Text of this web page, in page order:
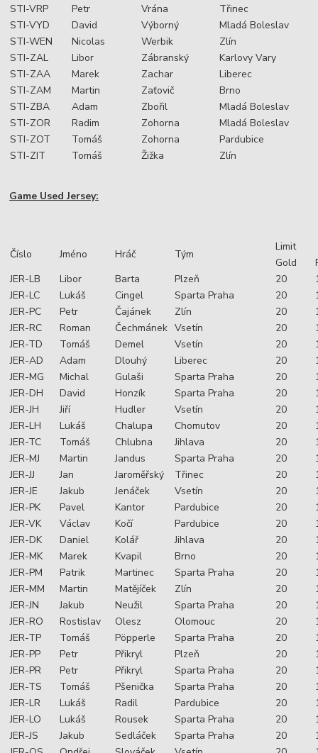
STI-VRP
Petr Vrána
Třinec
STI-VYD
David Výborný
Mladá Boleslav
STI-WEN
Nicolas Werbik
Zlín
STI-ZAL
Libor Zábranský
Karlovy Vary
STI-ZAA
Marek Zachar
Liberec
STI-ZAM
Martin Zaťovič
Brno
STI-ZBA
Adam Zbořil
Mladá Boleslav
STI-ZOR
Radim Zohorna
Mladá Boleslav
STI-ZOT
Tomáš Zohorna
Pardubice
STI-ZIT
Tomáš Žižka Zlín
Game Used Jersey:
Číslo Jméno Hráč Tým
Limit
Gold
JER-LB
Libor Barta Plzeň 20
JER-LC
Lukáš Cingel Sparta Praha 20
JER-PC
Petr Čajánek Zlín 20
JER-RC
Roman Čechmánek Vsetín 20
JER-TD
Tomáš Demel Vsetín 20
JER-AD
Adam Dlouhý Liberec 20
JER-MG
Michal Gulaši Sparta Praha 20
JER-DH
David Honzík Sparta Praha 20
JER-JH
Jiří Hudler Vsetín 20
JER-LH
Lukáš Chalupa Chomutov 20
JER-TC
Tomáš Chlubna Jihlava 20
JER-MJ
Martin Jandus Sparta Praha 20
JER-JJ
Jan Jaroměřský Třinec 20
JER-JE
Jakub Jenáček Vsetín 20
JER-PK
Pavel Kantor Pardubice 20
JER-VK
Václav Kočí Pardubice 20
JER-DK
Daniel Kolář Jihlava 20
JER-MK
Marek Kvapil Brno 20
JER-PM
Patrik Martinec Sparta Praha 20
JER-MM
Martin Matějíček Zlín 20
JER-JN
Jakub Neužil Sparta Praha 20
JER-RO
Rostislav Olesz Olomouc 20
JER-TP
Tomáš Pöpperle Sparta Praha 20
JER-PP
Petr Přikryl Plzeň 20
JER-PR
Petr Přikryl Sparta Praha 20
JER-TS
Tomáš Pšenička Sparta Praha 20
JER-LR
Lukáš Radil Pardubice 20
JER-LO
Lukáš Rousek Sparta Praha 20
JER-JS
Jakub Sedláček Sparta Praha 20